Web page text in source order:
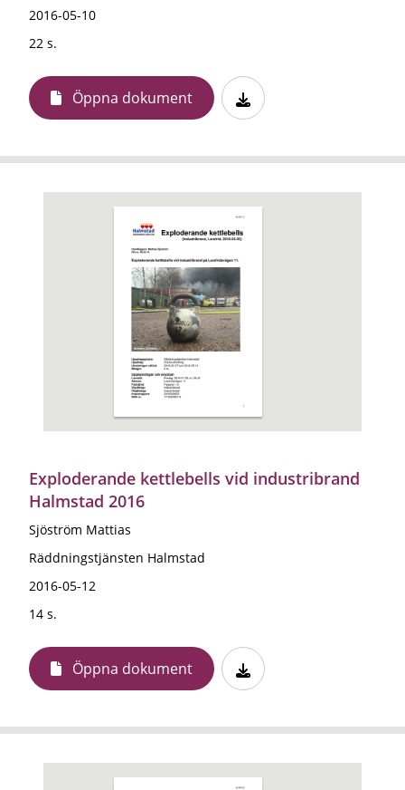
2016-05-10
22 s.
Öppna dokument
Exploderande kettlebells vid industribrand
Halmstad 2016
Sjöström Mattias
Räddningstjänsten Halmstad
2016-05-12
14 s.
Öppna dokument